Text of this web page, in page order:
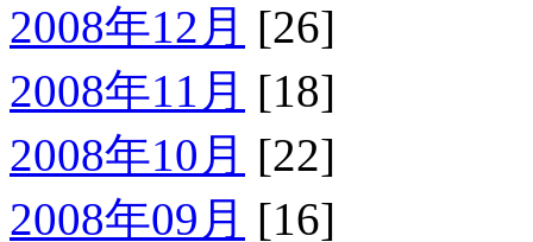
2008年12月 [26]
2008年11月 [18]
2008年10月 [22]
2008年09月 [16]